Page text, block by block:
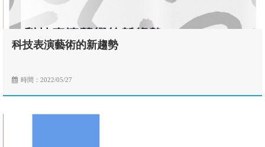
科技表演藝術的新趨勢
時間：2022/05/27